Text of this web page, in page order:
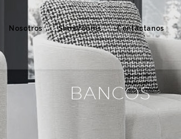
Nosotros Showrooms Contáctanos
BANCOS